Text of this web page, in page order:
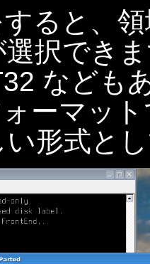
ると、
択でき
なども
ーマッ
形式と